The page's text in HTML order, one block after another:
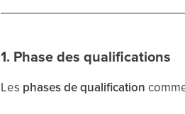
1. Phase des qualifications
Les phases de qualification